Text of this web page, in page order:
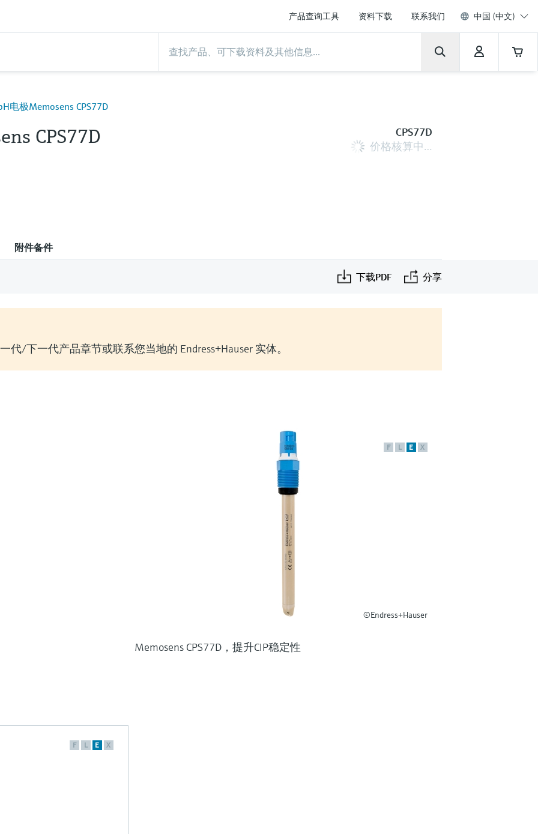
产品查询工具 资料下载 联系我们 中国 (中文)
电极Memosens CPS77D
CPS77D
CPS77D
价格核算中…
附件备件
下载PDF 分享
代/下一代产品章节或联系您当地的 Endress+Hauser 实体。
F L E X
©Endress+Hauser
Memosens CPS77D，提升CIP稳定性
F L E X